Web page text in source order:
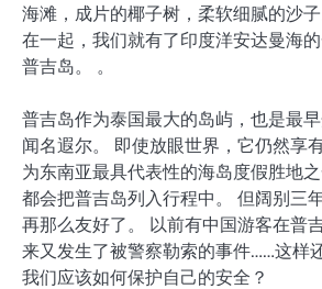
海滩，成片的椰子树，柔软细腻的沙
在一起，我们就有了印度洋安达曼海
普吉岛。 。
普吉岛作为泰国最大的岛屿，也是最
闻名遐尔。 即使放眼世界，它仍然享
为东南亚最具代表性的海岛度假胜地
都会把普吉岛列入行程中。 但阔别三
再那么友好了。 以前有中国游客在普
来又发生了被警察勒索的事件……这样
我们应该如何保护自己的安全？